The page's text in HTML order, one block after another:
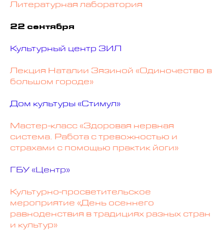
Литературная лаборатория
22 сентября
Культурный центр ЗИЛ
Лекция Наталии Зязиной «Одиночество в
большом городе»
Дом культуры «Стимул»
Мастер-класс «Здоровая нервная
система. Работа с тревожностью и
страхами с помощью практик йоги»
ГБУ «Центр»
Культурно-просветительское
мероприятие «День осеннего
равноденствия в традициях разных стран
и культур»